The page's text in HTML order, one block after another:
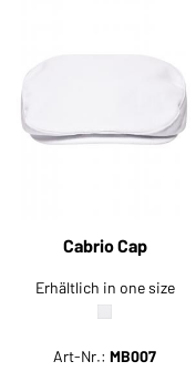
Cabrio Cap
Erhältlich in one size
Art-Nr.:MB007